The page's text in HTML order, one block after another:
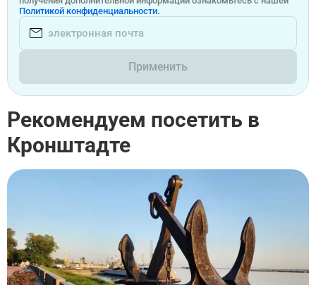
Политикой конфиденциальности.
Применить
Рекомендуем посетить в
Кронштадте